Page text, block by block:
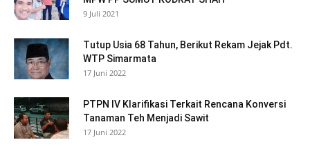
9 Juli 2021
Tutup Usia 68 Tahun, Berikut Rekam Jejak Pdt.
WTP Simarmata
17 Juni 2022
PTPN IV Klarifikasi Terkait Rencana Konversi
Tanaman Teh Menjadi Sawit
17 Juni 2022